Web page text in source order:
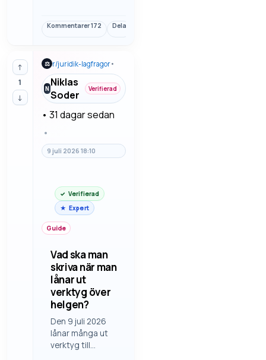
tomten utan att
vad man brukar
tänka på kring
bygglov för
förråd eller
attefallshus.
Kommentarer172 Dela
↑
1
↓
⚖ r/juridik-lagfragor•
NNiklas
Soder
Verifierad
• 31 dagar sedan
•
9 juli 2026 18:10
Verifierad
Expert
Guide
Vad ska man
skriva när man
lånar ut
verktyg över
helgen?
Den 9 juli 2026
lånar många ut
verktyg till